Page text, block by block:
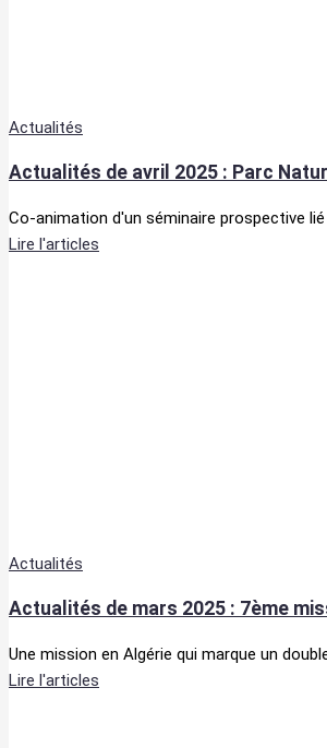
Actualités
Actualités de avril 2025 : Parc
Co-animation d'un séminaire prospective
Lire l'articles
Actualités
Actualités de mars 2025 : 7ème
Une mission en Algérie qui marque un
Lire l'articles